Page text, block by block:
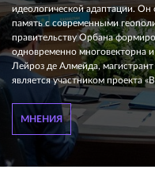
идеологической адаптации. Он
память с современными
правительству Орбана
одновременно многовекторна
Лейроз де Алмейда,
является участником проекта
МНЕНИЯ